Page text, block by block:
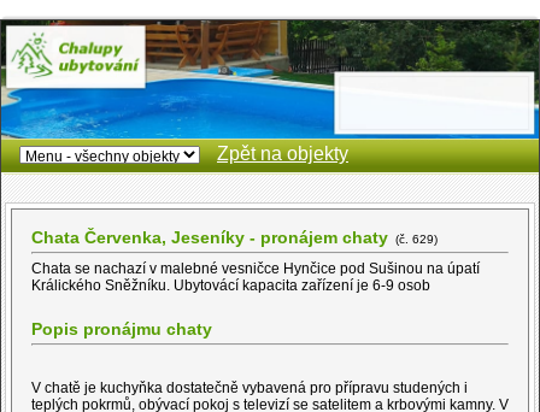
Zpět na objekty
Chata Červenka, Jeseníky - pronájem chaty (č. 629)
Chata se nachazí v malebné vesničce Hynčice pod Sušinou na úpatí
Králického Sněžníku. Ubytovácí kapacita zařízení je 6-9 osob
Popis pronájmu chaty
V chatě je kuchyňka dostatečně vybavená pro přípravu studených i
teplých pokrmů, obývací pokoj s televizí se satelitem a krbovými kamny. V